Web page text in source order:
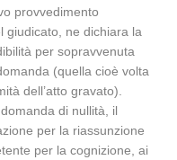
provvedimento
giudicato, ne dichiara la
per sopravvenuta
(quella cioè volta
dell’atto gravato).
di nullità, il
per la riassunzione
per la cognizione, ai